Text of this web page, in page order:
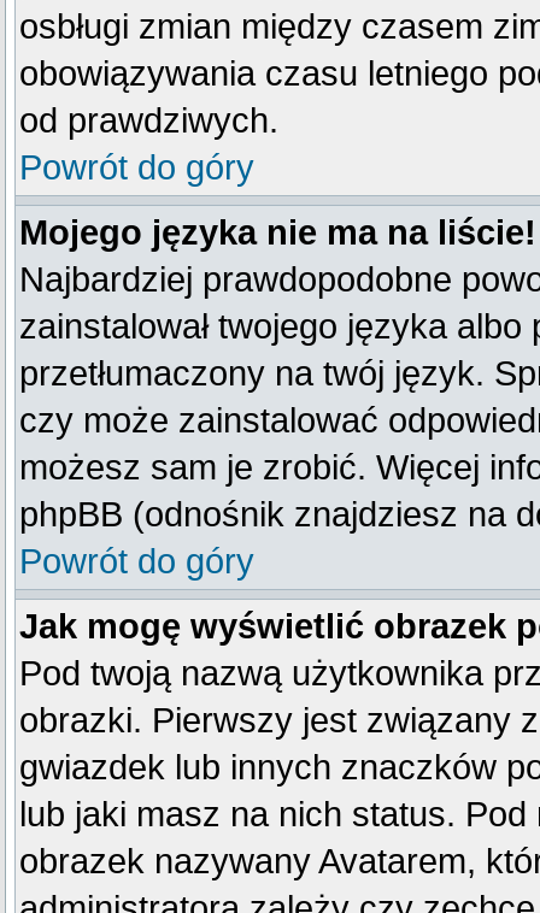
osbługi zmian między czasem
obowiązywania czasu letniego
od prawdziwych.
Powrót do góry
Mojego języka nie ma na liście!
Najbardziej prawdopodobne
zainstalował twojego języka
przetłumaczony na twój język.
czy może zainstalować
możesz sam je zrobić. Więcej
phpBB (odnośnik znajdziesz na
Powrót do góry
Jak mogę wyświetlić obrazek
Pod twoją nazwą użytkownika
obrazki. Pierwszy jest związany
gwiazdek lub innych znaczków
lub jaki masz na nich status.
obrazek nazywany Avatarem,